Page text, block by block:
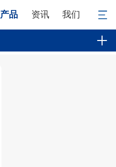
产品 资讯 我们